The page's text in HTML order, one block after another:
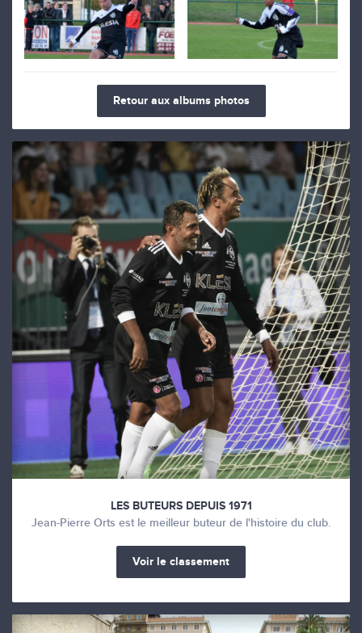
Retour aux albums photos
LES BUTEURS DEPUIS 1971
Jean-Pierre Orts est le meilleur buteur de l'histoire du club.
Voir le classement